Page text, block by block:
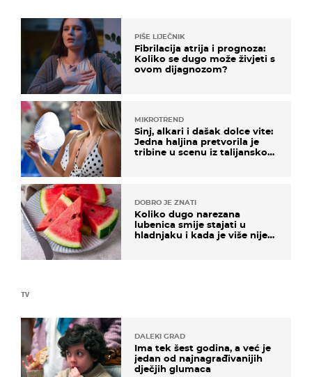
TV
DALEKI GRAD
Ima tek šest godina, a već je
jedan od najnagrađivanijih
dječjih glumaca
PIŠE LIJEČNIK
Fibrilacija atrija i prognoza:
Koliko se dugo može živjeti s
ovom dijagnozom?
MIKROTREND
Sinj, alkari i dašak dolce vite:
Jedna haljina pretvorila je
tribine u scenu iz talijanskog
DOBRO JE ZNATI
Koliko dugo narezana
lubenica smije stajati u
hladnjaku i kada je više nije